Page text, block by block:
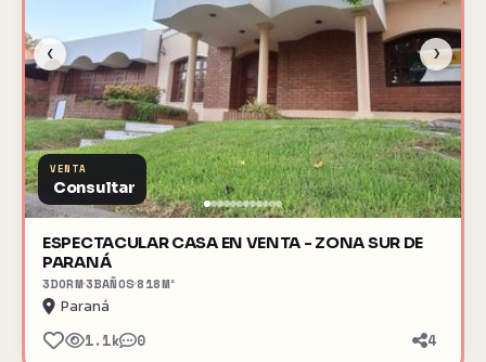
‹ ›
VENTA
Consultar
ESPECTACULAR CASA EN VENTA - ZONA SUR DE
PARANÁ
3DORM3BAÑOS818M²
Paraná
1.1k 0 4